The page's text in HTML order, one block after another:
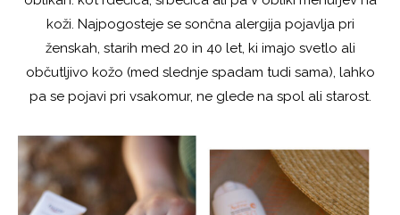
koži. Najpogosteje se sončna alergija pojavlja pri
ženskah, starih med 20 in 40 let, ki imajo svetlo ali
občutljivo kožo (med slednje spadam tudi sama), lahko
pa se pojavi pri vsakomur, ne glede na spol ali starost.